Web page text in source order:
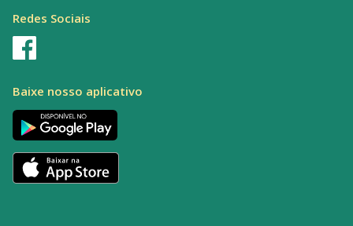
Redes Sociais
Baixe nosso aplicativo